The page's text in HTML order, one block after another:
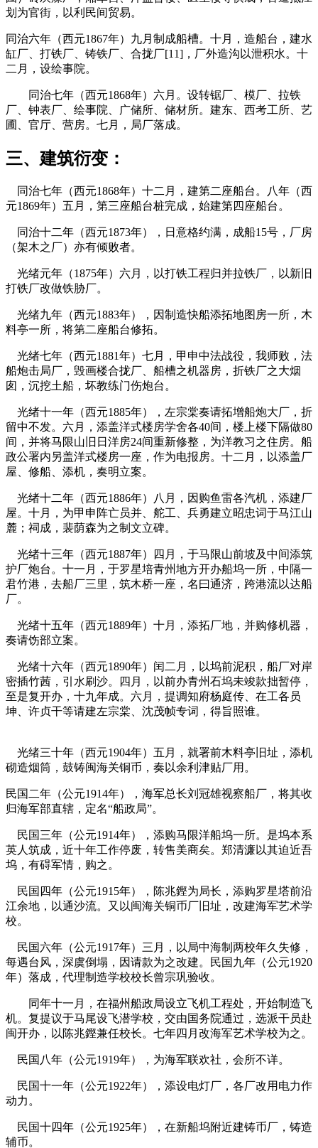
划为官街，以利民间贸易。
同治六年（西元1867年）九月制成船槽。十月，造船台，建水
缸厂、打铁厂、铸铁厂、合拢厂[11]，厂外造沟以泄积水。十
二月，设绘事院。
同治七年（西元1868年）六月。设转锯厂、模厂、拉铁
厂、钟表厂、绘事院、广储所、储材所。建东、西考工所、艺
圃、官厅、营房。七月，局厂落成。
三、建筑衍变：
同治七年（西元1868年）十二月，建第二座船台。八年（西
元1869年）五月，第三座船台桩完成，始建第四座船台。
同治十二年（西元1873年），日意格约满，成船15号，厂房
（架木之厂）亦有倾败者。
光绪元年（1875年）六月，以打铁工程归并拉铁厂，以新旧
打铁厂改做铁胁厂。
光绪九年（西元1883年），因制造快船添拓地图房一所，木
料亭一所，将第二座船台修拓。
光绪七年（西元1881年）七月，甲申中法战役，我师败，法
船炮击局厂，毁画楼合拢厂、船槽之机器房，折铁厂之大烟
囱，沉挖土船，坏教练门伤炮台。
光绪十一年（西元1885年），左宗棠奏请拓增船炮大厂，折
留中不发。六月，添盖洋式楼房学舍各40间，楼上楼下隔做80
间，并将马限山旧日洋房24间重新修整，为洋教习之住房。船
政公署内另盖洋式楼房一座，作为电报房。十二月，以添盖厂
屋、修船、添机，奏明立案。
光绪十二年（西元1886年）八月，因购鱼雷各汽机，添建厂
屋。十月，为甲申阵亡员并、舵工、兵勇建立昭忠词于马江山
麓；祠成，裴荫森为之制文立碑。
光绪十三年（西元1887年）四月，于马限山前坡及中间添筑
护厂炮台。十一月，于罗星培青州地方开办船坞一所，中隔一
君竹港，去船厂三里，筑木桥一座，名曰通济，跨港流以达船
厂。
光绪十五年（西元1889年）十月，添拓厂地，并购修机器，
奏请饬部立案。
光绪十六年（西元1890年）闰二月，以坞前泥积，船厂对岸
密插竹茜，引水刷沙。四月，以前办青州石坞未竣款拙暂停，
至是复开办，十九年成。六月，提调知府杨庭传、在工各员
坤、许贞干等请建左宗棠、沈茂帧专词，得旨照谁。
光绪三十年（西元1904年）五月，就署前木料亭旧址，添机
砌造烟筒，鼓铸闽海关铜币，奏以余利津贴厂用。
民国二年（公元1914年），海军总长刘冠雄视察船厂，将其收
归海军部直辖，定名“船政局”。
民国三年（公元1914年），添购马限洋船坞一所。是坞本系
英人筑成，近十年工作停废，转售美商矣。郑清濂以其迫近吾
坞，有碍军情，购之。
民国四年（公元1915年），陈兆鏗为局长，添购罗星塔前沿
江余地，以通沙流。又以闽海关铜币厂旧址，改建海军艺术学
校。
民国六年（公元1917年）三月，以局中海制两校年久失修，
每遇台风，深虞倒塌，因请款为之改建。民国九年（公元1920
年）落成，代理制造学校校长曾宗巩验收。
同年十一月，在福州船政局设立飞机工程处，开始制造飞
机。复提议于马尾设飞潜学校，交由国务院通过，选派干员赴
闽开办，以陈兆鏗兼任校长。七年四月改海军艺术学校为之。
民国八年（公元1919年），为海军联欢社，会所不详。
民国十一年（公元1922年），添设电灯厂，各厂改用电力作
动力。
民国十四年（公元1925年），在新船坞附近建铸币厂，铸造
辅币。